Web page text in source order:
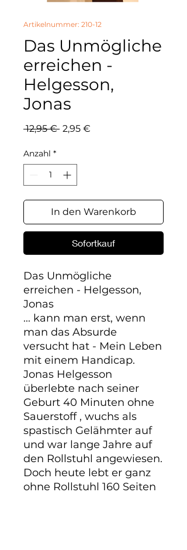
Artikelnummer: 210-12
Das Unmögliche
erreichen -
Helgesson,
Jonas
12,95 € Standardpreis
2,95 €
Anzahl *
In den Warenkorb
Sofortkauf
Das Unmögliche
erreichen - Helgesson,
Jonas
... kann man erst, wenn
man das Absurde
versucht hat - Mein Leben
mit einem Handicap.
Jonas Helgesson
überlebte nach seiner
Geburt 40 Minuten ohne
Sauerstoff , wuchs als
spastisch Gelähmter auf
und war lange Jahre auf
den Rollstuhl angewiesen.
Doch heute lebt er ganz
ohne Rollstuhl 160 Seiten